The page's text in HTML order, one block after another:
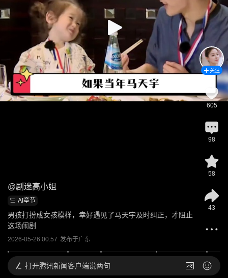
@剧迷高小姐
AI章节
男孩打扮成女孩模样，幸好遇见了马天宇及时纠正，才阻止
这场闹剧
2026-05-26 00:57 发布于广东
关注
605
98
58
43
打开腾讯新闻客户端说两句